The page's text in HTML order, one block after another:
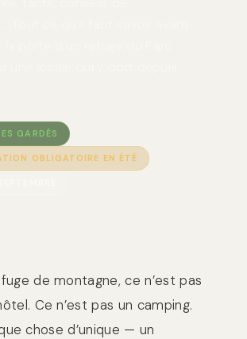
GARDÉS
OBLIGATOIRE EN ÉTÉ
de montagne, ce n’est pas
Ce n’est pas un camping.
chose d’unique — un